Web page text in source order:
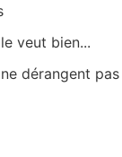
veut bien...
dérangent